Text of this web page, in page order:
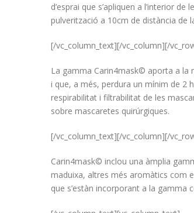
d’esprai que s’apliquen a l’interior
pulverització a 10cm de distància de
[/vc_column_text][/vc_column][/
La gamma Carin4mask© aporta a la
i que, a més, perdura un mínim de 2
respirabilitat i filtrabilitat de les
sobre mascaretes quirúrgiques.
[/vc_column_text][/vc_column][/
Carin4mask© inclou una àmplia
maduixa, altres més aromàtics com
que s’estàn incorporant a la gamma